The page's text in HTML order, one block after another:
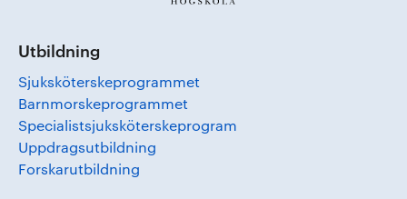
Utbildning
Sjuksköterskeprogrammet
Barnmorskeprogrammet
Specialistsjuksköterskeprogram
Uppdragsutbildning
Forskarutbildning